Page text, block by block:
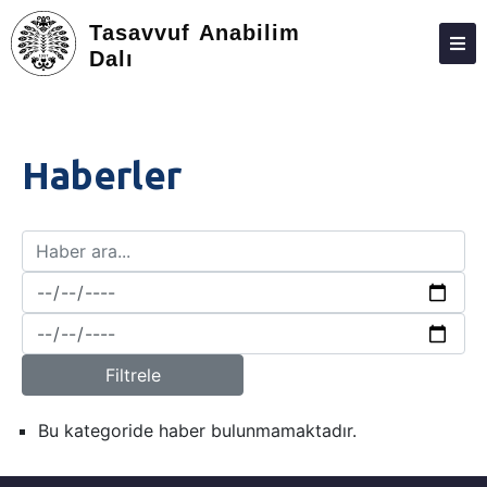
Tasavvuf Anabilim
Dalı
LISANSÜSTÜ
TOPLUMA KATKI
ADAY ÖĞRENCILER
İLETIŞIM
Haberler
Filtrele
Bu kategoride haber bulunmamaktadır.